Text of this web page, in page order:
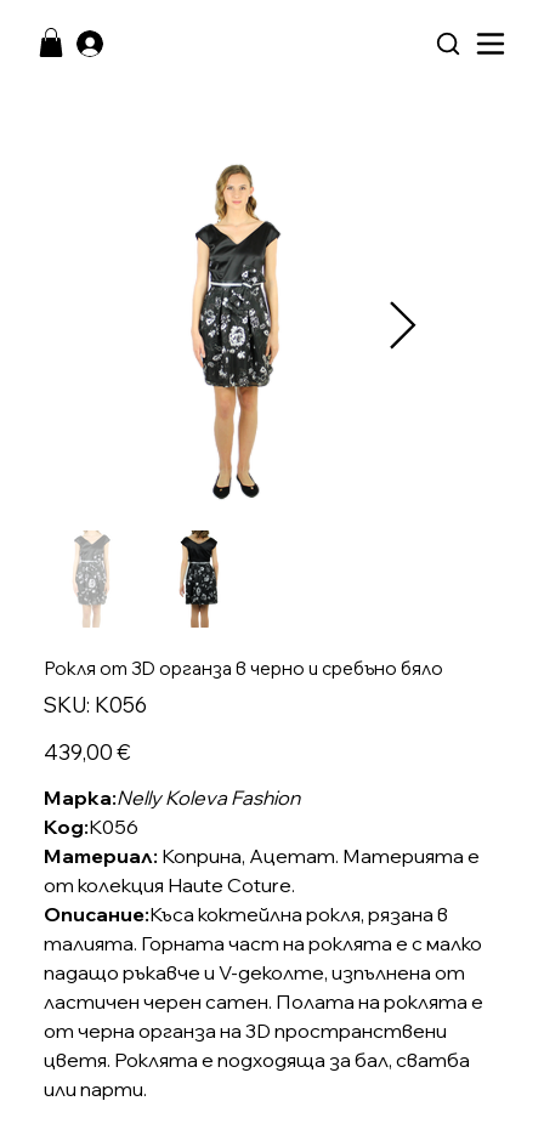
Рокля от 3D органза в черно и сребъно бяло
SKU: SKU
K056
K056
Цена
439,00 €
Марка:Nelly Koleva Fashion
Код:K056
Материал: Коприна, Ацетат. Материята е
от колекция Haute Coture.
Описание:Къса коктейлна рокля, рязана в
талията. Горната част на роклята е с малко
падащо ръкавче и V-деколте, изпълнена от
ластичен черен сатен. Полата на роклята е
от черна органза на 3D пространствени
цветя. Роклята е подходяща за бал, сватба
или парти.